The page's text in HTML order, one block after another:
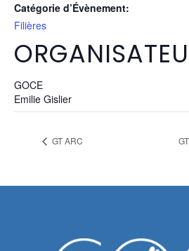
Catégorie d’Évènement:
Filières
GOCE
Emilie Gislier
GT ARC